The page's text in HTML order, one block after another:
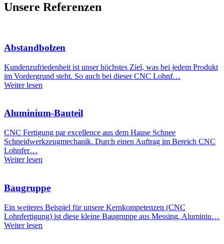
Unsere Referenzen
Abstandbolzen
Kundenzufriedenheit ist unser höchstes Ziel, was bei jedem Produkt
im Vordergrund steht. So auch bei dieser CNC Lohnf…
Weiter lesen
Aluminium-Bauteil
CNC Fertigung par excellence aus dem Hause Schnee
Schneidwerkzeugmechanik. Durch einen Auftrag im Bereich CNC
Lohnfer…
Weiter lesen
Baugruppe
Ein weiteres Beispiel für unsere Kernkompetenzen (CNC
Lohnfertigung) ist diese kleine Baugruppe aus Messing, Aluminiu…
Weiter lesen